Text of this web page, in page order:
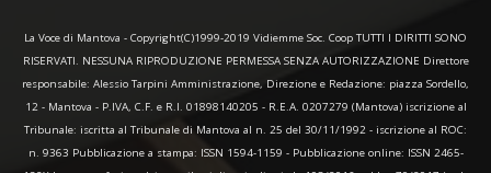
La Voce di Mantova - Copyright(C)1999-2019 Vidiemme Soc. Coop TUTTI I DIRITTI SONO
RISERVATI. NESSUNA RIPRODUZIONE PERMESSA SENZA AUTORIZZAZIONE Direttore
responsabile: Alessio Tarpini Amministrazione, Direzione e Redazione: piazza Sordello,
12 - Mantova - P.IVA, C.F. e R.I. 01898140205 - R.E.A. 0207279 (Mantova) iscrizione al
Tribunale: iscritta al Tribunale di Mantova al n. 25 del 30/11/1992 - iscrizione al ROC:
n. 9363 Pubblicazione a stampa: ISSN 1594-1159 - Pubblicazione online: ISSN 2465-